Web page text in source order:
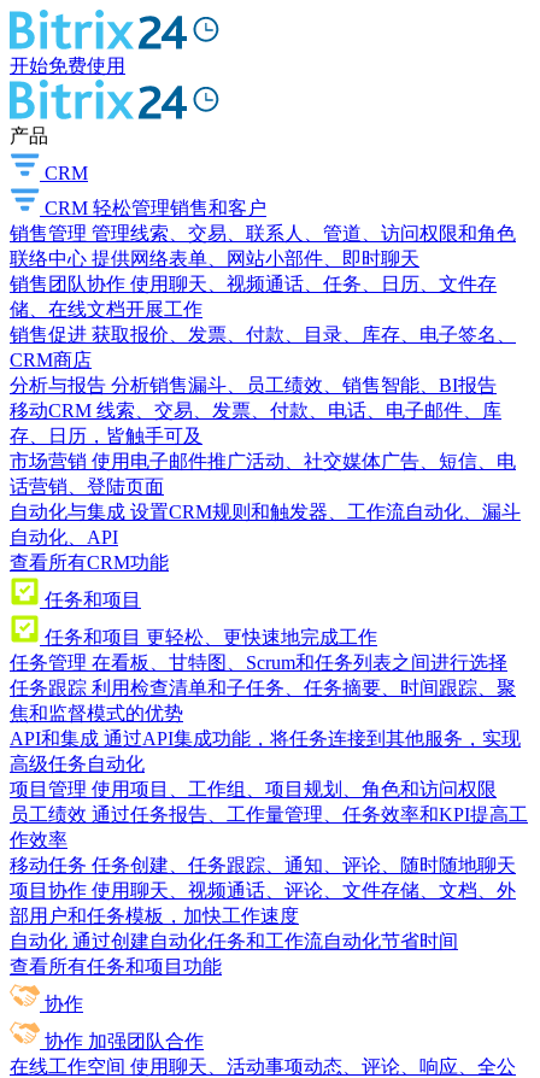
开始免费使用
产品
CRM
CRM 轻松管理销售和客户
销售管理 管理线索、交易、联系人、管道、访问权限和角色
联络中心 提供网络表单、网站小部件、即时聊天
销售团队协作 使用聊天、视频通话、任务、日历、文件存
储、在线文档开展工作
销售促进 获取报价、发票、付款、目录、库存、电子签名、
CRM商店
分析与报告 分析销售漏斗、员工绩效、销售智能、BI报告
移动CRM 线索、交易、发票、付款、电话、电子邮件、库
存、日历，皆触手可及
市场营销 使用电子邮件推广活动、社交媒体广告、短信、电
话营销、登陆页面
自动化与集成 设置CRM规则和触发器、工作流自动化、漏斗
自动化、API
查看所有CRM功能
任务和项目
任务和项目 更轻松、更快速地完成工作
任务管理 在看板、甘特图、Scrum和任务列表之间进行选择
任务跟踪 利用检查清单和子任务、任务摘要、时间跟踪、聚
焦和监督模式的优势
API和集成 通过API集成功能，将任务连接到其他服务，实现
高级任务自动化
项目管理 使用项目、工作组、项目规划、角色和访问权限
员工绩效 通过任务报告、工作量管理、任务效率和KPI提高工
作效率
移动任务 任务创建、任务跟踪、通知、评论、随时随地聊天
项目协作 使用聊天、视频通话、评论、文件存储、文档、外
部用户和任务模板，加快工作速度
自动化 通过创建自动化任务和工作流自动化节省时间
查看所有任务和项目功能
协作
协作 加强团队合作
在线工作空间 使用聊天、活动事项动态、评论、响应、全公